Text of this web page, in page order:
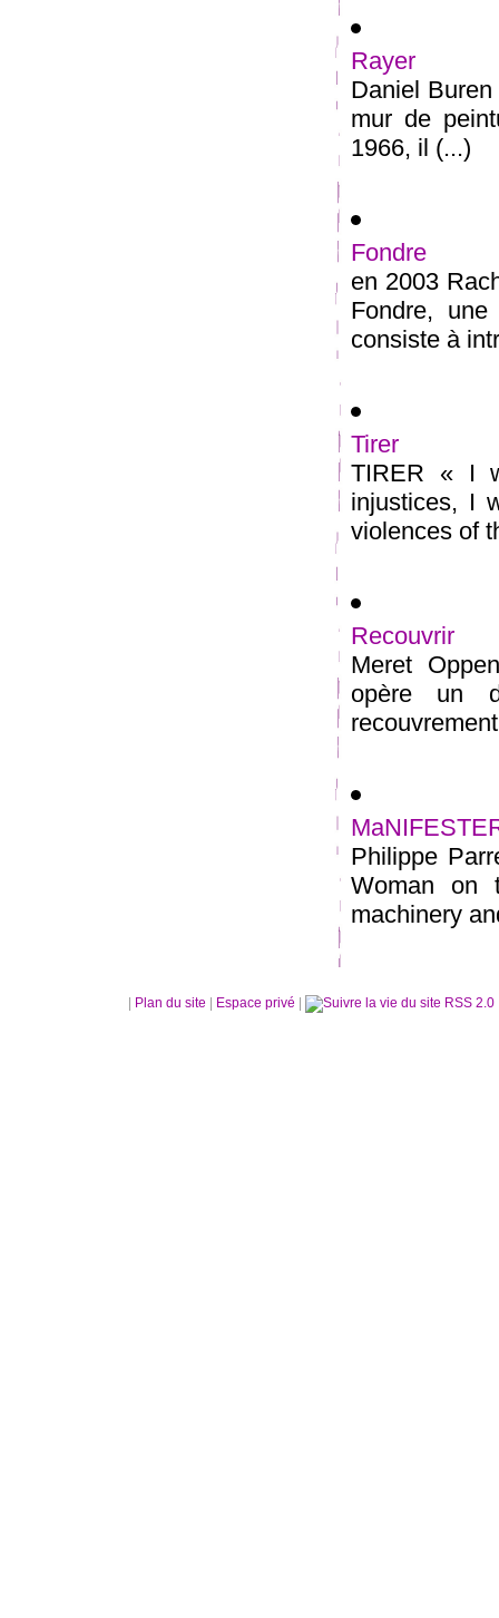
Rayer
Daniel
mur de
1966, il (...)
Fondre
en 2003
Fondre,
consiste à
Tirer
TIRER « I
injustices, I
violences of
Recouvrir
Meret
opère un
Philippe
Woman on
machinery
Plan du site Espace privé RSS 2.0